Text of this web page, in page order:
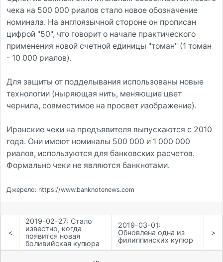
чека на 500 000 риалов стало новое обозначение
номинала. На англоязычной стороне он прописан
цифрой "50", что говорит о начале практического
применения новой счетной единицы "томан" (1 томан
- 10 000 риалов).
Для защиты от подделывания использованы новые
технологии (ныряющая нить, меняющие цвет
чернила, совместимое на просвет изображение).
Иранские чеки на предъявителя выпускаются с 2010
года. Они имеют номиналы 500 000 и 1 000 000
риалов, используются для банковских расчетов.
Формально чеки не являются банкнотами.
Джерело: https://www.banknotenews.com
<
2019-02-27: Стало
известно, когда
появится новая
боливийская купюра
2019-03-01:
Обновлена одна из
филиппинских купюр
>